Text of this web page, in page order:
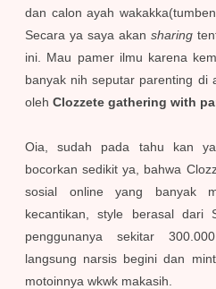
dan calon ayah
Secara ya saya akan sharing
ini. Mau pamer ilmu karena
banyak nih seputar parenting di
oleh Clozzete gathering with
Oia, sudah pada tahu kan
bocorkan sedikit ya, bahwa
sosial online yang banyak
kecantikan, style berasal dari
penggunanya sekitar
langsung narsis begini dan
motoinnya wkwk makasih.